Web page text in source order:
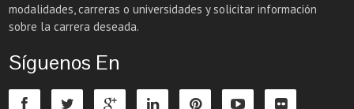
modalidades, carreras o universidades y solicitar información
sobre la carrera deseada.
Síguenos En